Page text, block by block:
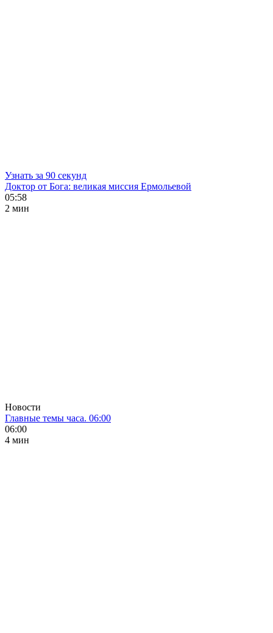
Узнать за 90 секунд
Доктор от Бога: великая миссия Ермольевой
05:58
2 мин
Новости
Главные темы часа. 06:00
06:00
4 мин